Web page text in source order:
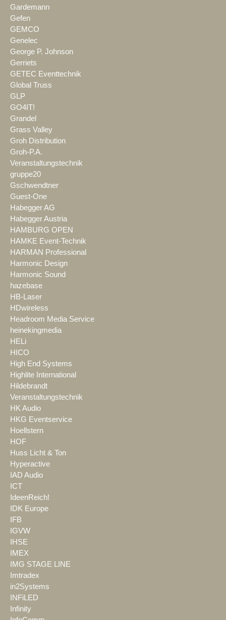
Gardemann
Gefen
GEMCO
Genelec
George P. Johnson
Gerriets
GETEC Eventtechnik
Global Truss
GLP
GO4IT!
Grandel
Grass Valley
Groh Distribution
Groh-P.A.
Veranstaltungstechnik
gruppe20
Gschwendtner
Guest-One
Habegger AG
Habegger Austria
HAMBURG OPEN
HAMKE Event-Technik
HARMAN Professional
Harmonic Design
Harmonic Sound
hazebase
HB-Laser
HDwireless
Headroom Media Service
heinekingmedia
HELi
HICO
High End Systems
Highlite International
Hildebrandt
Veranstaltungstechnik
HK Audio
HKG Eventservice
Hoellstern
HOF
Huss Licht & Ton
Hyperactive
IAD Audio
ICT
IdeenReich!
IDK Europe
IFB
IGVW
IHSE
IMEX
IMG STAGE LINE
Imtradex
in2Systems
INFiLED
Infinity